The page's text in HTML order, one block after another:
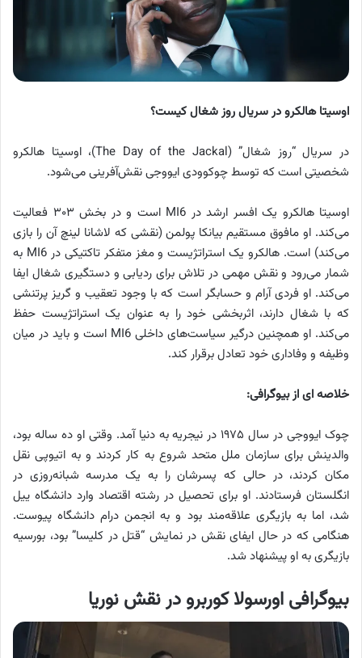
اوسیتا هالکرو در سریال روز شغال کیست؟
در سریال “روز شغال” (The Day of the Jackal)، اوسیتا هالکرو
شخصیتی است که توسط چوکوودی ایووجی نقش‌آفرینی می‌شود.
اوسیتا هالکرو یک افسر ارشد در MI6 است و در بخش ۳۰۳ فعالیت
می‌کند. او مافوق مستقیم بیانکا پولمن (نقشی که لاشانا لینچ آن را بازی
می‌کند) است. هالکرو یک استراتژیست و مغز متفکر تاکتیکی در MI6 به
شمار می‌رود و نقش مهمی در تلاش برای ردیابی و دستگیری شغال ایفا
می‌کند. او فردی آرام و حسابگر است که با وجود تعقیب و گریز پرتنشی
که با شغال دارند، اثربخشی خود را به عنوان یک استراتژیست حفظ
می‌کند. او همچنین درگیر سیاست‌های داخلی MI6 است و باید در میان
وظیفه و وفاداری خود تعادل برقرار کند.
خلاصه ای از بیوگرافی:
چوک ایووجی در سال ۱۹۷۵ در نیجریه به دنیا آمد. وقتی او ده ساله بود،
والدینش برای سازمان ملل متحد شروع به کار کردند و به اتیوپی نقل
مکان کردند، در حالی که پسرشان را به یک مدرسه شبانه‌روزی در
انگلستان فرستادند. او برای تحصیل در رشته اقتصاد وارد دانشگاه ییل
شد، اما به بازیگری علاقه‌مند بود و به انجمن درام دانشگاه پیوست.
هنگامی که در حال ایفای نقش در نمایش “قتل در کلیسا” بود، بورسیه
بازیگری به او پیشنهاد شد.
بیوگرافی اورسولا کوربرو در نقش نوریا